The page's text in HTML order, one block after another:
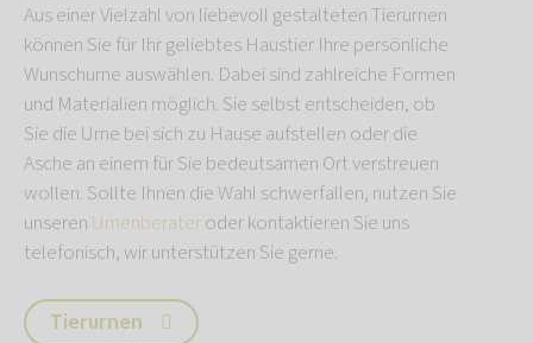
Aus einer Vielzahl von liebevoll gestalteten Tierurnen
können Sie für Ihr geliebtes Haustier Ihre persönliche
Wunschurne auswählen. Dabei sind zahlreiche Formen
und Materialien möglich. Sie selbst entscheiden, ob
Sie die Urne bei sich zu Hause aufstellen oder die
Asche an einem für Sie bedeutsamen Ort verstreuen
wollen. Sollte Ihnen die Wahl schwerfallen, nutzen Sie
unseren Urnenberateroder kontaktieren Sie uns
telefonisch, wir unterstützen Sie gerne.
Tierurnen